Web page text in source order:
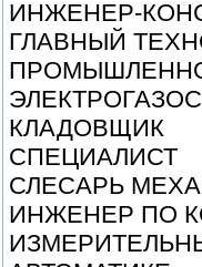
ИНЖЕНЕР-
ГЛАВНЫЙ
КЛАДОВЩИК
СПЕЦИАЛИСТ
СЛЕСАРЬ
ИНЖЕНЕР ПО